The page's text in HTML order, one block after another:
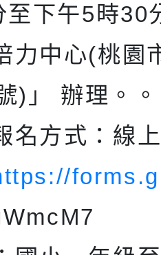
至下午5時30
力中心(桃園
)」 辦理。
名方式：線